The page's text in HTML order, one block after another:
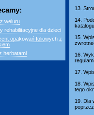
weluru
rehabilitacyjne dla dzieci
opakowań foliowych z
herbatami
13.
14.
katalogu.
15.
16.
17.
18.
tego
19. Dla
poprzez